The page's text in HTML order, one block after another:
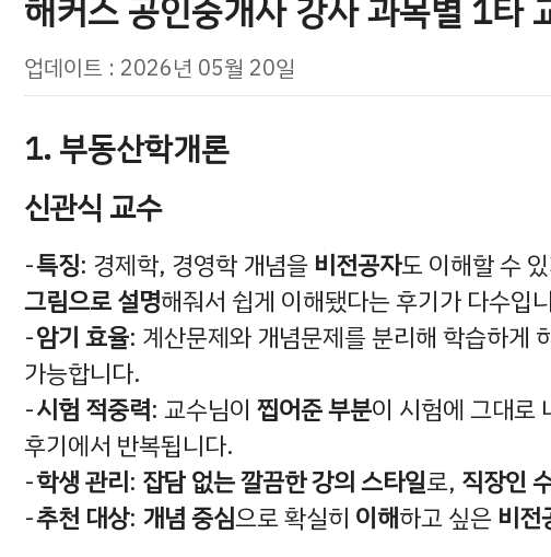
해커스 공인중개사 강사 과목별 1타
업데이트 : 2026년 05월 20일
1. 부동산학개론
신관식 교수
특징: 경제학, 경영학 개념을 비전공자도 이해할 수
그림으로 설명해줘서 쉽게 이해됐다는 후기가 다수입
암기 효율: 계산문제와 개념문제를 분리해 학습하게
가능합니다.
시험 적중력: 교수님이 찝어준 부분이 시험에 그대로
후기에서 반복됩니다.
학생 관리: 잡담 없는 깔끔한 강의 스타일로, 직장인
추천 대상: 개념 중심으로 확실히 이해하고 싶은 비전